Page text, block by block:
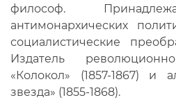
философ.
антимонархических
социалистические
Издатель
«Колокол» (1857-1867) и
звезда» (1855-1868).